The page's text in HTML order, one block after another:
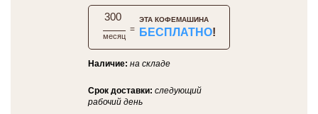
300
месяц
=
ЭТА КОФЕМАШИНА
БЕСПЛАТНО!
в бесплатное
бесплатный
Наличие: на складе
Срок доставки: следующий
рабочий день